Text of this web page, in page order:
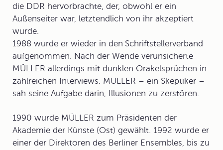
die DDR hervorbrachte, der, obwohl er ein
Außenseiter war, letztendlich von ihr akzeptiert
wurde.
1988 wurde er wieder in den Schriftstellerverband
aufgenommen. Nach der Wende verunsicherte
MÜLLER allerdings mit dunklen Orakelsprüchen in
zahlreichen Interviews. MÜLLER – ein Skeptiker –
sah seine Aufgabe darin, Illusionen zu zerstören.
1990 wurde MÜLLER zum Präsidenten der
Akademie der Künste (Ost) gewählt. 1992 wurde er
einer der Direktoren des Berliner Ensembles, bis zu